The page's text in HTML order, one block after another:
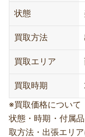
状態
買取方法
買取エリア
買取時期
※買取価格について
状態・時期・付属
取方法・出張エリ